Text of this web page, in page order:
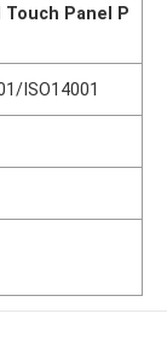
Touch Panel P
ISO14001